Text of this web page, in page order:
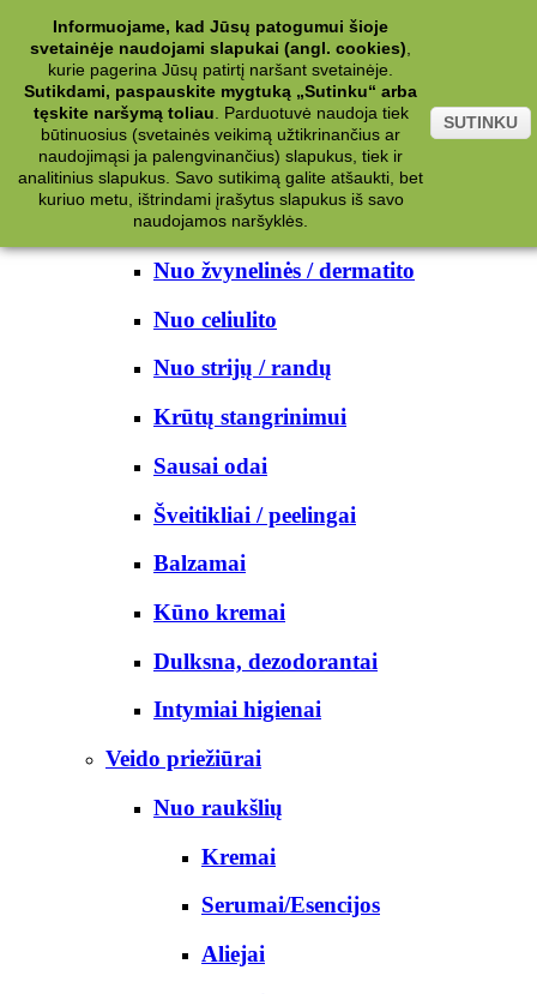
Kategorijos
Kosmetika
Kūno priežiūrai
Nuo prakaito
Kūno prausikliai
Nuo žvynelinės / dermatito
Nuo celiulito
Nuo strijų / randų
Krūtų stangrinimui
Sausai odai
Šveitikliai / peelingai
Balzamai
Kūno kremai
Dulksna, dezodorantai
Intymiai higienai
Veido priežiūrai
Nuo raukšlių
Kremai
Serumai/Esencijos
Aliejai
Informuojame, kad Jūsų patogumui šioje
svetainėje naudojami slapukai (angl. cookies)
kurie pagerina Jūsų patirtį naršant svetainėje.
Sutikdami, paspauskite mygtuką „Sutinku“ arba
tęskite naršymą toliau
Parduotuvė naudoja tiek
būtinuosius (svetainės veikimą užtikrinančius ar
naudojimąsi ja palengvinančius) slapukus, tiek ir
analitinius slapukus. Savo sutikimą galite atšaukti, bet
kuriuo metu, ištrindami įrašytus slapukus iš savo
naudojamos naršyklės.
SUTINKU